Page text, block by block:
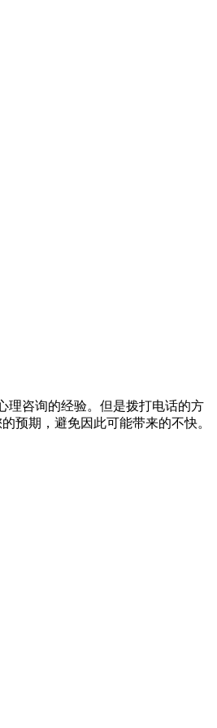
理咨询的经验。但是拨打电话的方
预期，避免因此可能带来的不快。